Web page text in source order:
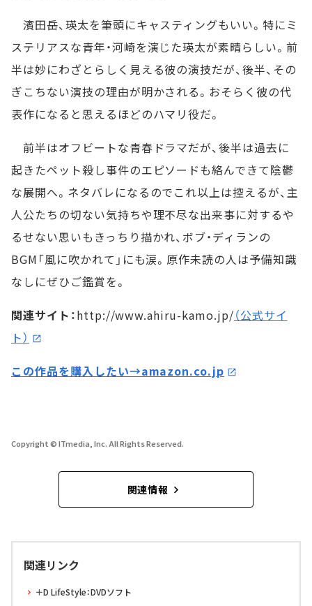
濱田岳、瑛太を筆頭にキャスティングもいい。特にミ
ステリアスな青年・河崎を演じた瑛太が素晴らしい。前
半は妙にわざとらしく見える彼の演技だが、後半、その
ぎこちない演技の理由が明かされる。おそらく彼の代
表作になると思えるほどのハマリ役だ。
前半はオフビートな青春ドラマだが、後半は過去に
起きたペット殺し事件のエピソードも絡んできて陰鬱
な展開へ。ネタバレになるのでこれ以上は控えるが、主
人公たちの切ない気持ちや理不尽な出来事に対するや
るせない思いもきっちり描かれ、ボブ・ディランの
BGM「風に吹かれて」にも涙。原作未読の人は予備知識
なしにぜひご鑑賞を。
関連サイト：http://www.ahiru-kamo.jp/（公式サイ
ト）
この作品を購入したい→amazon.co.jp
Copyright © ITmedia, Inc. All Rights Reserved.
関連情報
関連リンク
＋D LifeStyle：DVDソフト